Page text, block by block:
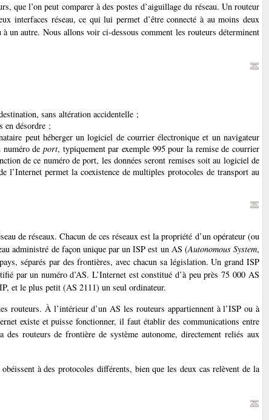
que l’on peut comparer à des postes d’aiguillage du réseau. Un routeur
interfaces réseau, ce qui lui permet d’être connecté à au moins deux
un autre. Nous allons voir ci-dessous comment les routeurs déterminent
sans altération accidentelle ;
en désordre ;
peut héberger un logiciel de courrier électronique et un navigateur
numéro de port, typiquement par exemple 995 pour la remise de courrier
de ce numéro de port, les données seront remises soit au logiciel de
l’Internet permet la coexistence de multiples protocoles de transport au
de réseaux. Chacun de ces réseaux est la propriété d’un opérateur (ou
administré de façon unique par un ISP est un AS (Autonomous System,
séparés par des frontières, avec chacun sa législation. Un grand ISP
par un numéro d’AS. L’Internet est constitué d’à peu près 75 000 AS
et le plus petit (AS 2111) un seul ordinateur.
routeurs. À l’intérieur d’un AS les routeurs appartiennent à l’ISP ou à
existe et puisse fonctionner, il faut établir des communications entre
routeurs de frontière de système autonome, directement reliés aux
à des protocoles différents, bien que les deux cas relèvent de la